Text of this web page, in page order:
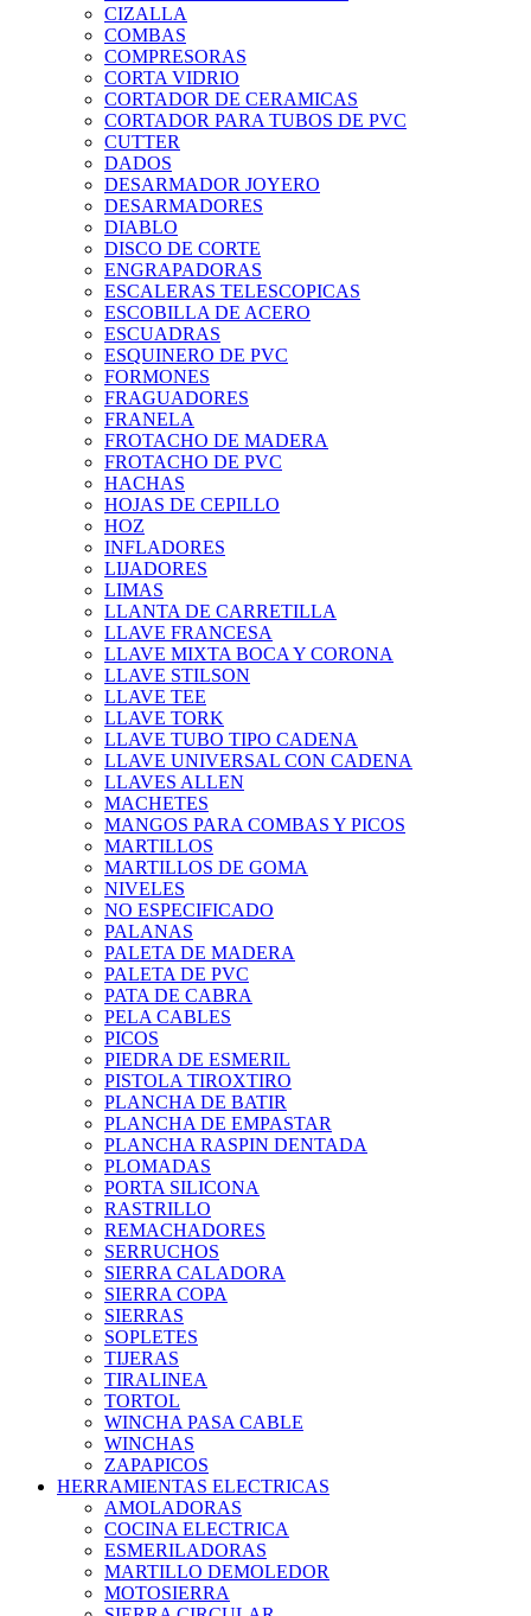
CIZALLA
COMBAS
COMPRESORAS
CORTA VIDRIO
CORTADOR DE CERAMICAS
CORTADOR PARA TUBOS DE PVC
CUTTER
DADOS
DESARMADOR JOYERO
DESARMADORES
DIABLO
DISCO DE CORTE
ENGRAPADORAS
ESCALERAS TELESCOPICAS
ESCOBILLA DE ACERO
ESCUADRAS
ESQUINERO DE PVC
FORMONES
FRAGUADORES
FRANELA
FROTACHO DE MADERA
FROTACHO DE PVC
HACHAS
HOJAS DE CEPILLO
HOZ
INFLADORES
LIJADORES
LIMAS
LLANTA DE CARRETILLA
LLAVE FRANCESA
LLAVE MIXTA BOCA Y CORONA
LLAVE STILSON
LLAVE TEE
LLAVE TORK
LLAVE TUBO TIPO CADENA
LLAVE UNIVERSAL CON CADENA
LLAVES ALLEN
MACHETES
MANGOS PARA COMBAS Y PICOS
MARTILLOS
MARTILLOS DE GOMA
NIVELES
NO ESPECIFICADO
PALANAS
PALETA DE MADERA
PALETA DE PVC
PATA DE CABRA
PELA CABLES
PICOS
PIEDRA DE ESMERIL
PISTOLA TIROXTIRO
PLANCHA DE BATIR
PLANCHA DE EMPASTAR
PLANCHA RASPIN DENTADA
PLOMADAS
PORTA SILICONA
RASTRILLO
REMACHADORES
SERRUCHOS
SIERRA CALADORA
SIERRA COPA
SIERRAS
SOPLETES
TIJERAS
TIRALINEA
TORTOL
WINCHA PASA CABLE
WINCHAS
ZAPAPICOS
HERRAMIENTAS ELECTRICAS
AMOLADORAS
COCINA ELECTRICA
ESMERILADORAS
MARTILLO DEMOLEDOR
MOTOSIERRA